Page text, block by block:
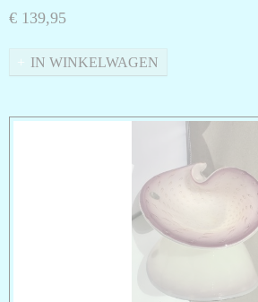
€ 139,95
IN WINKELWAGEN